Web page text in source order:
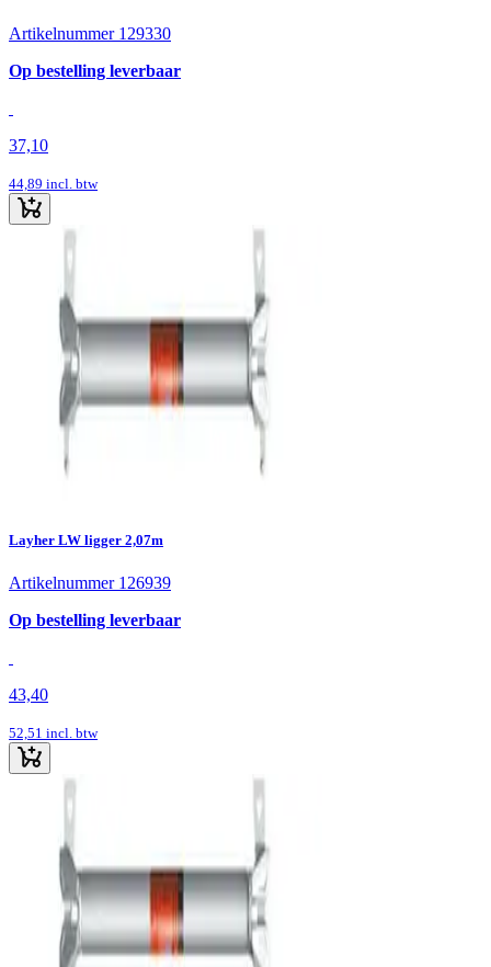
Artikelnummer 129330
Op bestelling leverbaar
37,10
44,89 incl. btw
Layher LW ligger 2,07m
Artikelnummer 126939
Op bestelling leverbaar
43,40
52,51 incl. btw